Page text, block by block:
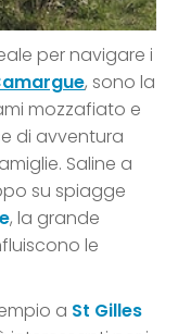
per navigare i
, sono la
mozzafiato e
di avventura
Saline a
su spiagge
, la grande
le
a St Gilles